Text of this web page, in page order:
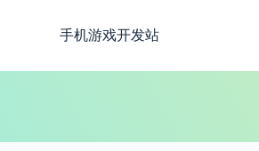
容
手机游戏开发站